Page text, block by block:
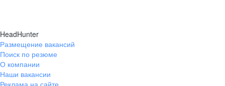
HeadHunter
Размещение вакансий
Поиск по резюме
О компании
Наши вакансии
Реклама на сайте